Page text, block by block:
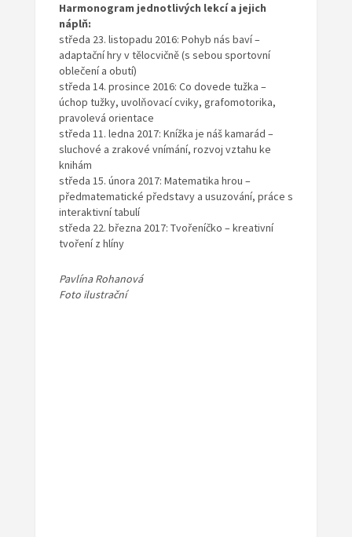
Harmonogram jednotlivých lekcí a jejich
náplň:
středa 23. listopadu 2016: Pohyb nás baví –
adaptační hry v tělocvičně (s sebou sportovní
oblečení a obutí)
středa 14. prosince 2016: Co dovede tužka –
úchop tužky, uvolňovací cviky, grafomotorika,
pravolevá orientace
středa 11. ledna 2017: Knížka je náš kamarád –
sluchové a zrakové vnímání, rozvoj vztahu ke
knihám
středa 15. února 2017: Matematika hrou –
předmatematické představy a usuzování, práce s
interaktivní tabulí
středa 22. března 2017: Tvořeníčko – kreativní
tvoření z hlíny
Pavlína Rohanová
Foto ilustrační